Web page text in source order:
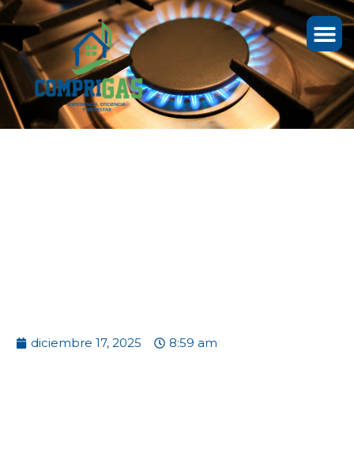
diciembre 17, 2025 8:59 am